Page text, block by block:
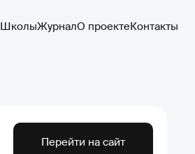
ШколыЖурналО проектеКонтакты
Перейти на сайт